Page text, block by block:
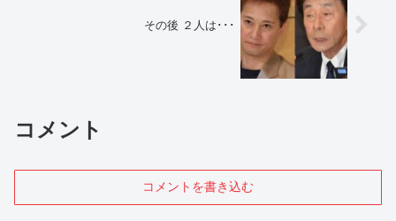
その後 ２人は･･･
コメント
コメントを書き込む